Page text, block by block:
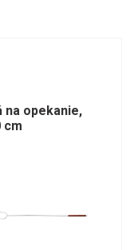
na opekanie,
cm